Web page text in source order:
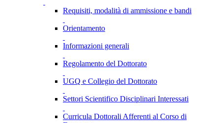
Requisiti, modalità di ammissione e bandi
Orientamento
Informazioni generali
Regolamento del Dottorato
UGQ e Collegio del Dottorato
Settori Scientifico Disciplinari Interessati
Curricula Dottorali Afferenti al Corso di